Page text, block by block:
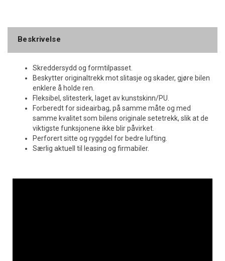
Beskrivelse
Skreddersydd og formtilpasset.
Beskytter originaltrekk mot slitasje og skader, gjøre bilen
enklere å holde ren.
Fleksibel, slitesterk, laget av kunstskinn/PU.
Forberedt for sideairbag, på samme måte og med
samme kvalitet som bilens originale setetrekk, slik at de
viktigste funksjonene ikke blir påvirket.
Perforert sitte og ryggdel for bedre lufting.
Særlig aktuell til leasing og firmabiler.